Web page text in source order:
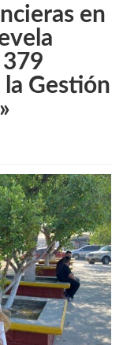
en
la Gestión